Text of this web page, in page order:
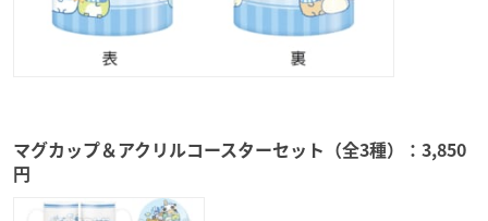
マグカップ＆アクリルコースターセット（全3種）：3,850
円